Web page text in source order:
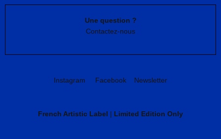
Une question ?
Contactez-nous
Instagram Facebook Newsletter
French Artistic Label | Limited Edition Only